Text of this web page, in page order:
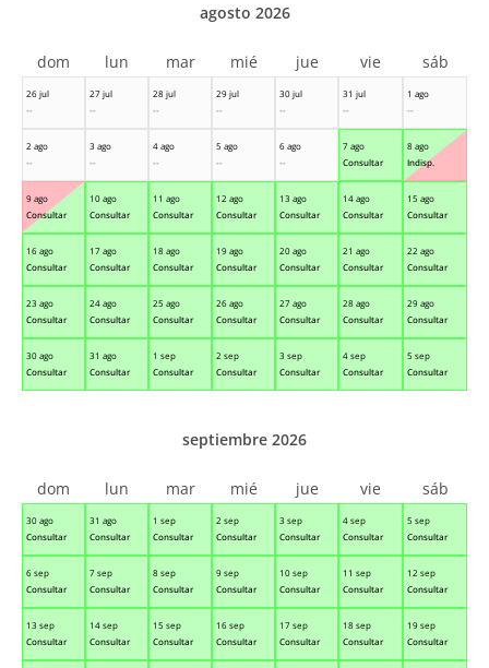
26 jul
--
27 jul
--
28 jul
--
29 jul
--
30 jul
--
31 jul
--
1 ago
--
2 ago
--
3 ago
--
4 ago
--
5 ago
--
6 ago
--
7 ago
Consultar
8 ago
Indisp.
9 ago
Consultar
10 ago
Consultar
11 ago
Consultar
12 ago
Consultar
13 ago
Consultar
14 ago
Consultar
15 ago
Consultar
16 ago
Consultar
17 ago
Consultar
18 ago
Consultar
19 ago
Consultar
20 ago
Consultar
21 ago
Consultar
22 ago
Consultar
23 ago
Consultar
24 ago
Consultar
25 ago
Consultar
26 ago
Consultar
27 ago
Consultar
28 ago
Consultar
29 ago
Consultar
30 ago
Consultar
31 ago
Consultar
1 sep
Consultar
2 sep
Consultar
3 sep
Consultar
4 sep
Consultar
5 sep
Consultar
agosto 2026
dom lun mar mié jue vie sáb
30 ago
Consultar
31 ago
Consultar
1 sep
Consultar
2 sep
Consultar
3 sep
Consultar
4 sep
Consultar
5 sep
Consultar
6 sep
Consultar
7 sep
Consultar
8 sep
Consultar
9 sep
Consultar
10 sep
Consultar
11 sep
Consultar
12 sep
Consultar
13 sep
Consultar
14 sep
Consultar
15 sep
Consultar
16 sep
Consultar
17 sep
Consultar
18 sep
Consultar
19 sep
Consultar
septiembre 2026
dom lun mar mié jue vie sáb